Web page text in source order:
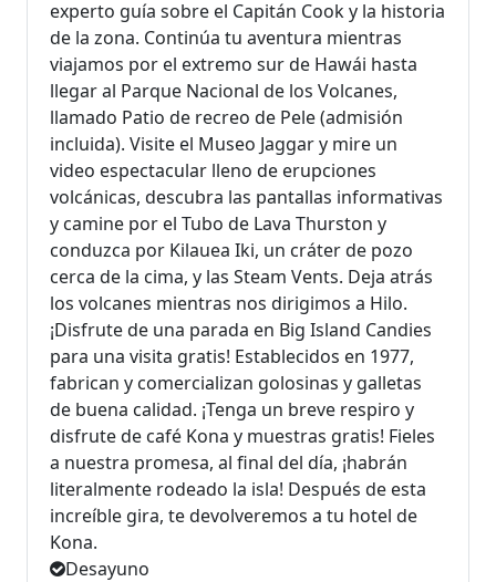
experto guía sobre el Capitán Cook y la historia
de la zona. Continúa tu aventura mientras
viajamos por el extremo sur de Hawái hasta
llegar al Parque Nacional de los Volcanes,
llamado Patio de recreo de Pele (admisión
incluida). Visite el Museo Jaggar y mire un
video espectacular lleno de erupciones
volcánicas, descubra las pantallas informativas
y camine por el Tubo de Lava Thurston y
conduzca por Kilauea Iki, un cráter de pozo
cerca de la cima, y ​​las Steam Vents. Deja atrás
los volcanes mientras nos dirigimos a Hilo.
¡Disfrute de una parada en Big Island Candies
para una visita gratis! Establecidos en 1977,
fabrican y comercializan golosinas y galletas
de buena calidad. ¡Tenga un breve respiro y
disfrute de café Kona y muestras gratis! Fieles
a nuestra promesa, al final del día, ¡habrán
literalmente rodeado la isla! Después de esta
increíble gira, te devolveremos a tu hotel de
Kona.
Desayuno